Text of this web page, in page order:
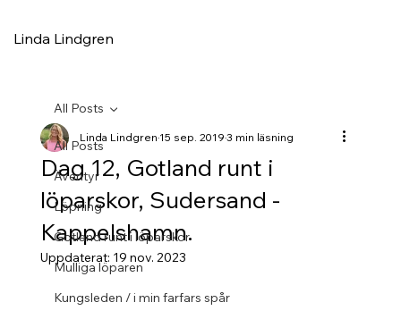
Linda Lindgren
All Posts
Äventyr
Löpning
Gotland runt i löparskor
Mulliga löparen
Kungsleden / i min farfars spår
All Posts
Dag 12, Gotland runt i
löparskor, Sudersand -
Kappelshamn.
Linda Lindgren15 sep. 20193 min läsning
Uppdaterat: 19 nov. 2023